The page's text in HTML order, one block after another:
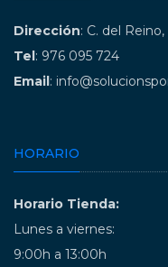
Dirección: C. del
Tel: 976 095 724
Email:
HORARIO
Horario Tienda:
Lunes a viernes:
9:00h a 13:00h